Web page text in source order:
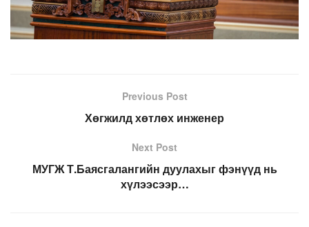
Previous Post
Хөгжилд хөтлөх инженер
Next Post
МУГЖ Т.Баясгалангийн дуулахыг фэнүүд нь
хүлээсээр…